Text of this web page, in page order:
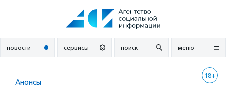
новости сервисы поиск меню
18+
Анонсы